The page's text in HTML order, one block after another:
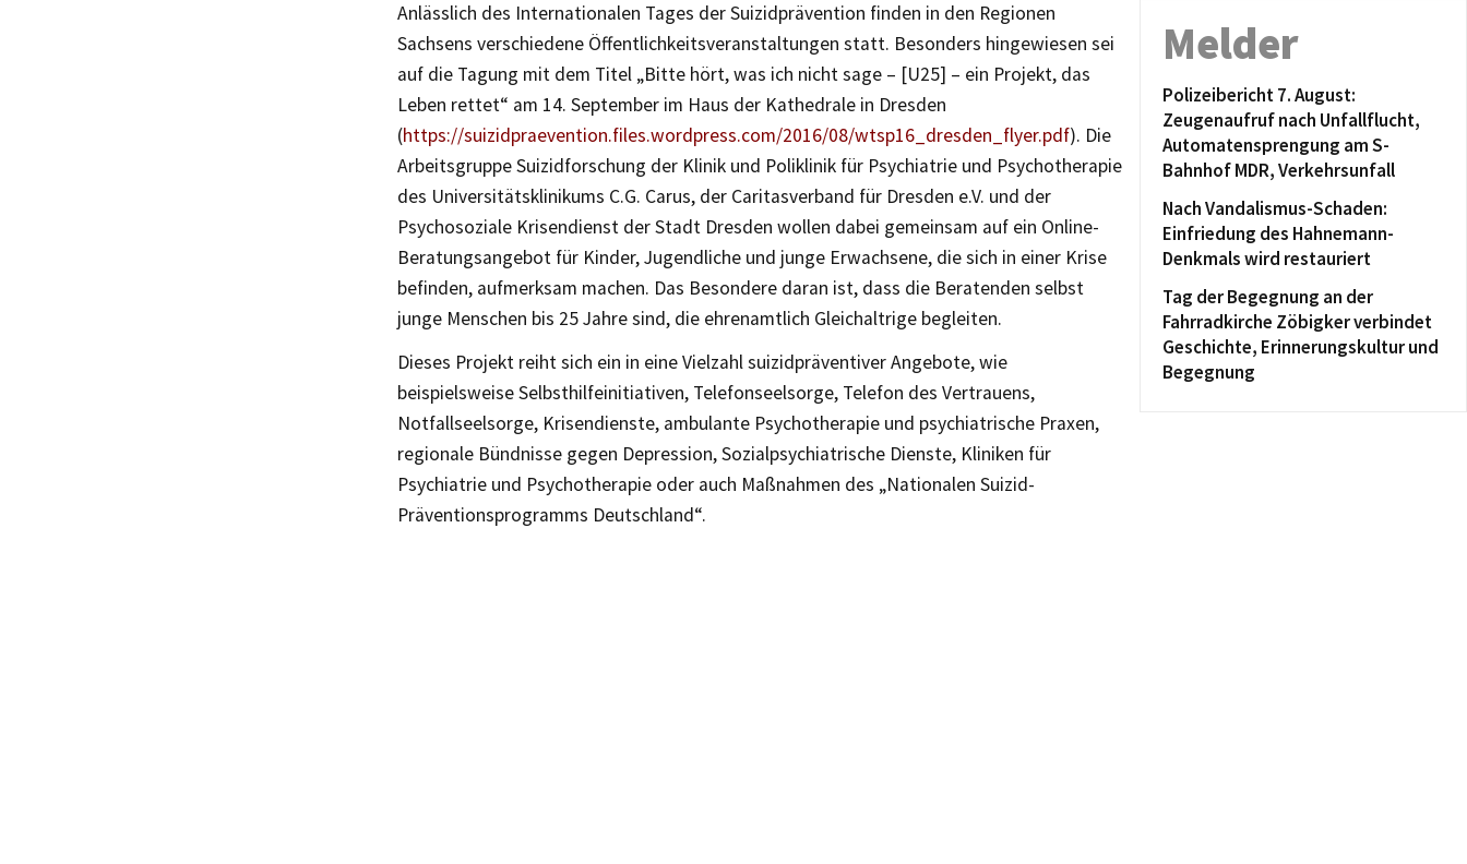
Anlässlich des Internationalen Tages der Suizidprävention finden in den Regionen
Sachsens verschiedene Öffentlichkeitsveranstaltungen statt. Besonders hingewiesen sei
auf die Tagung mit dem Titel „Bitte hört, was ich nicht sage – [U25] – ein Projekt, das
Leben rettet“ am 14. September im Haus der Kathedrale in Dresden
(https://suizidpraevention.files.wordpress.com/2016/08/wtsp16_dresden_flyer.pdf). Die
Arbeitsgruppe Suizidforschung der Klinik und Poliklinik für Psychiatrie und Psychotherapie
des Universitätsklinikums C.G. Carus, der Caritasverband für Dresden e.V. und der
Psychosoziale Krisendienst der Stadt Dresden wollen dabei gemeinsam auf ein Online-
Beratungsangebot für Kinder, Jugendliche und junge Erwachsene, die sich in einer Krise
befinden, aufmerksam machen. Das Besondere daran ist, dass die Beratenden selbst
junge Menschen bis 25 Jahre sind, die ehrenamtlich Gleichaltrige begleiten.
Dieses Projekt reiht sich ein in eine Vielzahl suizidpräventiver Angebote, wie
beispielsweise Selbsthilfeinitiativen, Telefonseelsorge, Telefon des Vertrauens,
Notfallseelsorge, Krisendienste, ambulante Psychotherapie und psychiatrische Praxen,
regionale Bündnisse gegen Depression, Sozialpsychiatrische Dienste, Kliniken für
Psychiatrie und Psychotherapie oder auch Maßnahmen des „Nationalen Suizid-
Präventionsprogramms Deutschland“.
Melder
Polizeibericht 7. August:
Zeugenaufruf nach Unfallflucht,
Automatensprengung am S-
Bahnhof MDR, Verkehrsunfall
Nach Vandalismus-Schaden:
Einfriedung des Hahnemann-
Denkmals wird restauriert
Tag der Begegnung an der
Fahrradkirche Zöbigker verbindet
Geschichte, Erinnerungskultur und
Begegnung